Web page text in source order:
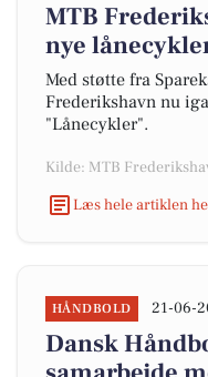
MTB
nye
Med støtte fra
Frederikshavn nu
"Lånecykler".
Kilde: MTB
Læs hele artiklen
HÅNDBOLD 21-06-
Dansk